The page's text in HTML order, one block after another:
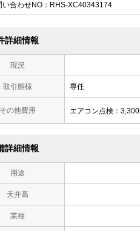
い合わせNO：RHS-XC40343174
詳細情報
現況
取引態様 専任
その他費用 エアコン点検：3,300
詳細情報
用途
天井高
業種